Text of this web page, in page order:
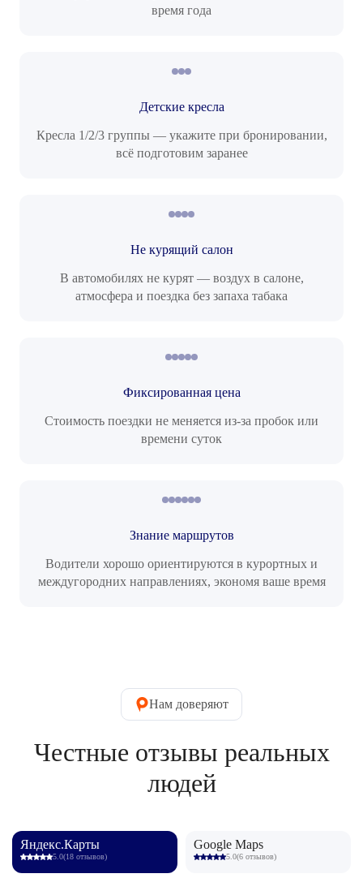
время года
Детские кресла
Кресла 1/2/3 группы — укажите при бронировании,
всё подготовим заранее
Не курящий салон
В автомобилях не курят — воздух в салоне,
атмосфера и поездка без запаха табака
Фиксированная цена
Стоимость поездки не меняется из-за пробок или
времени суток
Знание маршрутов
Водители хорошо ориентируются в курортных и
междугородних направлениях, экономя ваше время
Нам доверяют
Честные отзывы реальных
людей
Яндекс.Карты
5.0(18 отзывов)
Google Maps
5.0(6 отзывов)